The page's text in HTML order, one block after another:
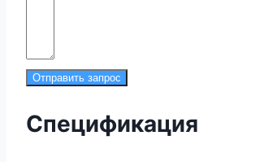
Отправить запрос
Спецификация